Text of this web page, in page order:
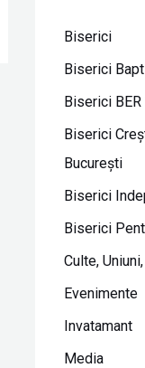
Biserici
Biserici
Biserici
Biserici
Bucureşti
Biserici
Biserici
Culte,
Evenimente
Invatamant
Media